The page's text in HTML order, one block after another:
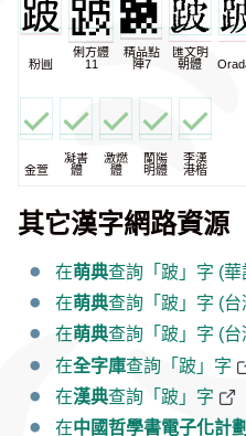
粉圓
俐方體
11
精品點
陣7
匯文明
朝體
金萱
凝書
體
激燃
體
蘭陽
明體
李漢
港楷
其它漢字網路資源
在萌典查詢「跛」字 (華
在萌典查詢「跛」字 (
在萌典查詢「跛」字 (
在全字庫查詢「跛」字
在漢典查詢「跛」字
在中國哲學書電子化計劃